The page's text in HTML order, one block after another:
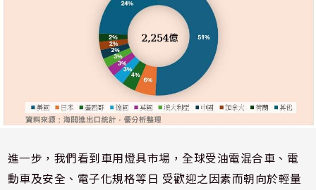
進一步，我們看到車用燈具市場，全球受油電混合車、電
動車及安全、電子化規格等日 受歡迎之因素而朝向於輕量